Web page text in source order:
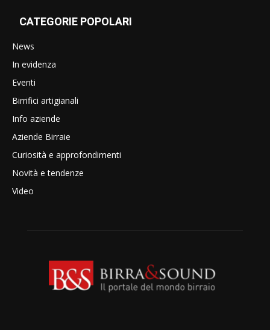
CATEGORIE POPOLARI
News
In evidenza
Eventi
Birrifici artigianali
Info aziende
Aziende Birraie
Curiosità e approfondimenti
Novità e tendenze
Video